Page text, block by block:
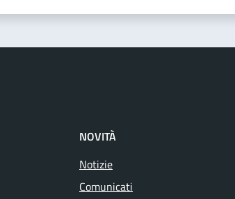
NOVITÀ
Notizie
Comunicati